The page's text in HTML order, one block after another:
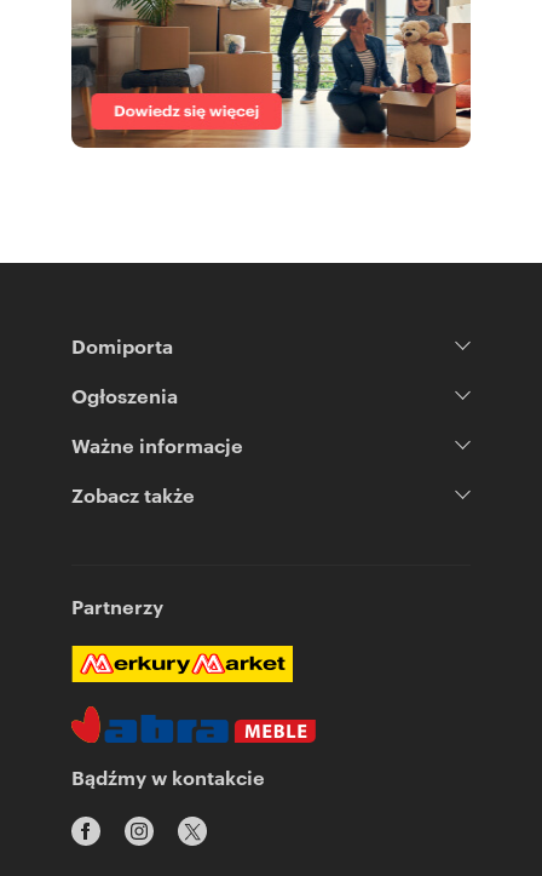
Domiporta
Ogłoszenia
Ważne informacje
Zobacz także
Partnerzy
Bądźmy w kontakcie